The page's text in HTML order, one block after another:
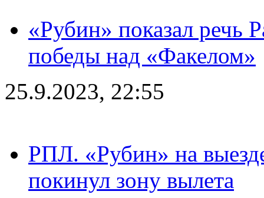
«Рубин» показал речь
победы над «Факелом»
25.9.2023, 22:55
РПЛ. «Рубин» на
покинул зону вылета